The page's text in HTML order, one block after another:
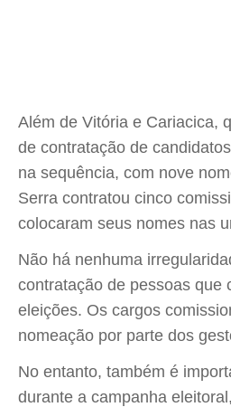
Além de Vitória e Cariacica,
de contratação de
na sequência, com nove
Serra contratou cinco
colocaram seus nomes nas
Não há nenhuma
contratação de pessoas que
eleições. Os cargos
nomeação por parte dos
No entanto, também é
durante a campanha